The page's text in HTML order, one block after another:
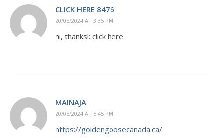
CLICK HERE 8476
20/05/2024 AT 3:35 PM
hi, thanks!: click here
MAINAJA
20/05/2024 AT 5:45 PM
https://goldengoosecanada.ca/